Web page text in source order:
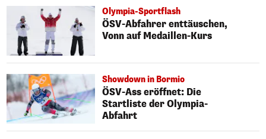
Olympia-Sportflash
ÖSV-Abfahrer enttäuschen,
Vonn auf Medaillen-Kurs
Showdown in Bormio
ÖSV-Ass eröffnet: Die
Startliste der Olympia-
Abfahrt